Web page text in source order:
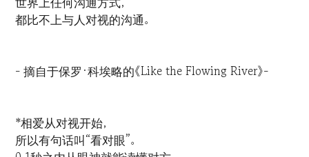
都比不上与人对视的沟通。
- 摘自于保罗·科埃略的《Like the Flowing River》-
*相爱从对视开始，
所以有句话叫“看对眼”。